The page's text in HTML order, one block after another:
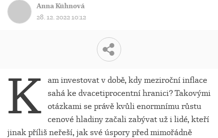
Anna Kühnová
28. 12. 2022 10:12
K
am investovat v době, kdy meziroční inflace
sahá ke dvacetiprocentní hranici? Takovými
otázkami se právě kvůli enormnímu růstu
cenové hladiny začali zabývat už i lidé, kteří
jinak příliš neřeší, jak své úspory před mimořádně